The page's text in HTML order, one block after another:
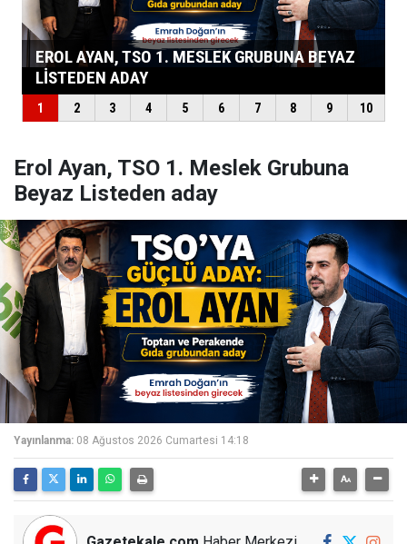
Erol Ayan, TSO 1. Meslek Grubuna
Beyaz Listeden aday
Yayınlanma: 08 Ağustos 2026 Cumartesi 14:18